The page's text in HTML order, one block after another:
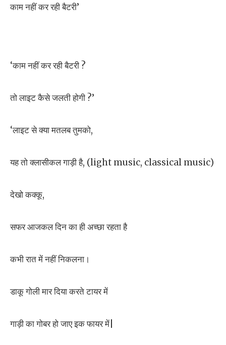
काम नहीं कर रही बैटरी’
‘काम नहीं कर रही बैटरी ?
तो लाइट कैसे जलती होगी ?’
‘लाइट से क्या मतलब तुमको,
यह तो क्लासीकल गाड़ी है, (light music, classical music)
देखो कक्कू,
सफर आजकल दिन का ही अच्छा रहता है
कभी रात में नहीं निकलना।
डाकू गोली मार दिया करते टायर में
गाड़ी का गोबर हो जाए इक फायर में|